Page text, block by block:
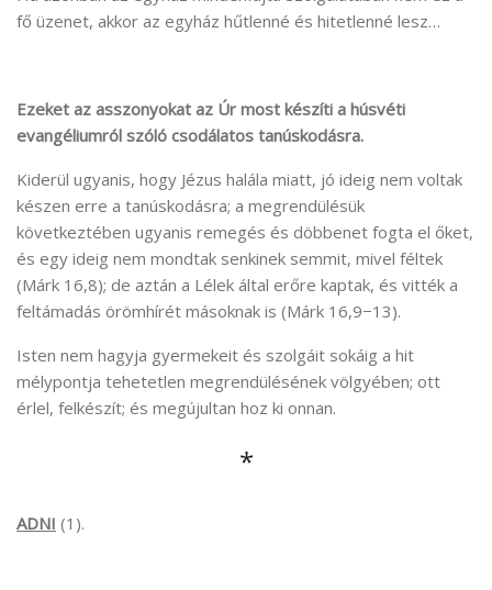
fő üzenet, akkor az egyház hűtlenné és hitetlenné lesz…
Ezeket az asszonyokat az Úr most készíti a húsvéti
evangéliumról szóló csodálatos tanúskodásra.
Kiderül ugyanis, hogy Jézus halála miatt, jó ideig nem voltak
készen erre a tanúskodásra; a megrendülésük
következtében ugyanis remegés és döbbenet fogta el őket,
és egy ideig nem mondtak senkinek semmit, mivel féltek
(Márk 16,8); de aztán a Lélek által erőre kaptak, és vitték a
feltámadás örömhírét másoknak is (Márk 16,9−13).
Isten nem hagyja gyermekeit és szolgáit sokáig a hit
mélypontja tehetetlen megrendülésének völgyében; ott
érlel, felkészít; és megújultan hoz ki onnan.
*
ADNI (1).